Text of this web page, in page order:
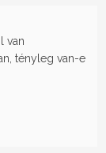
van
tényleg van-e